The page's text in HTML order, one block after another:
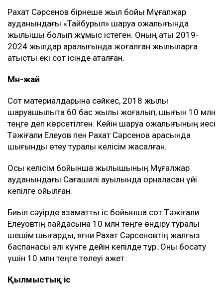
Рахат Сәрсенов бірнеше жыл бойы Мұғалжар
ауданындағы «Тайбурыл» шаруа қожалығында
жылқышы болып жұмыс істеген. Оның аты 2019-
2024 жылдар аралығында жоғалған жылқыларға
қатысты екі сот ісінде аталған.
Мән-жай
Сот материалдарына сәйкес, 2018 жылы
шаруашылықта 60 бас жылқы жоғалып, шығын 10 млн
теңге деп көрсетілген. Кейін шаруа қожалығының иесі
Тәжіғали Елеуов пен Рахат Сәрсенов арасында
шығынды өтеу туралы келісім жасалған.
Осы келісім бойынша жылқышының Мұғалжар
ауданындағы Сағашилі ауылында орналасқан үйі
кепілге қойылған.
Биыл сәуірде азаматтық іс бойынша сот Тәжіғали
Елеуовтің пайдасына 10 млн теңге өндіру туралы
шешім шығарды, яғни Рахат Сәрсеновтің жалғыз
баспанасы әлі күнге дейін кепілде тұр. Оны босату
үшін 10 млн теңге төлеуі қажет.
Қылмыстық іс